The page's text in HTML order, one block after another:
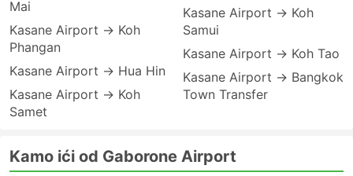
Mai
Kasane Airport → Koh
Phangan
Kasane Airport → Hua Hin
Kasane Airport → Koh
Samet
Kasane Airport → Koh
Samui
Kasane Airport → Koh Tao
Kasane Airport → Bangkok
Town Transfer
Kamo ići od Gaborone Airport